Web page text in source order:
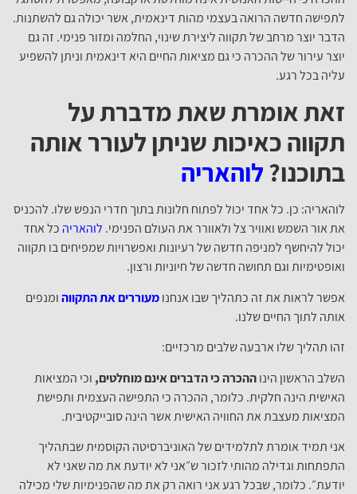
לתפישה חדשה הרואה בעצמי מהות דינאמית, אשר יכולה גם להשתנות.
הדבר יוצר מרחב של תקווה ליצירת שינוי, החלמה ומזור פנימי. זה גם
יוצר עירור של ההכרה כי גם מציאות החיים היא דינאמית וניתן להשפיע
עליה בכל רגע.
זאת אומרת שאת מדברת על
תקווה כאיכות שניתן לעורר אותה
בתוכנו?לוהאריה
לוהאריה: כן. כל אחד יכול לפתוח חלונות בתוך חדרי הנפש שלו. להכניס
את אור השמש ואוויר צל ולאוורר את העולם הפנימי. לוהאריה כל אחד
יכול להיחשף למניפה חדשה של רעיונות ואפשרויות שמפיחים בו תקווה
ואופטימיות וגם תחושה חדשה של חיוניות ורצון.
אפשר לראות את זה כתהליך שבו אנחנומעוררים את התקווהומנפים
אותה לתוך החיים שלנו.
זהו תהליך שלו ארבעה שלבים מרכזיים:
השלב הראשון הינוההכרה כי הדברים אינם מוחלטים, וכי המציאות
האישית הינה חלקית. כלומר, ההכרה כי התפישה העצמית ותפישת
המציאות מעצבת את החוויה האישית אשר הינה סובייקטיבית.
אני תמיד אומרת לתלמידים של האוניברסיטה הקוסמית שבתהליך
התפתחות וגדילה מהותי לזכור ש״אני לא יודעת את מה שאני לא
יודעת״. כלומר, שבכל רגע אני רואה רק את מה שהפנימיות שלי מכילה